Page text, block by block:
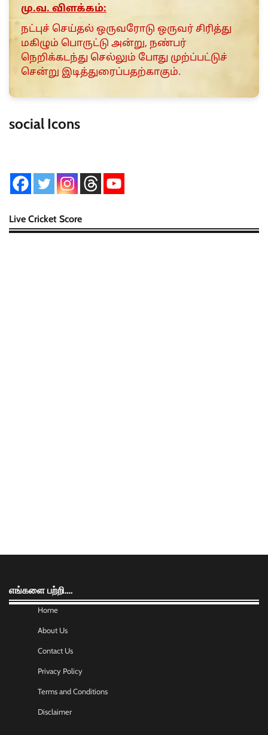
மு.வ. விளக்கம்:
நட்புச் செய்தல் ஒருவரோடு ஒருவர் சிரித்து
மகிழும் பொருட்டு அன்று, நண்பர்
நெறிக்கடந்து செல்லும் போது முற்ப்பட்டுச்
சென்று இடித்துரைப்பதற்காகும்.
social Icons
Live Cricket Score
எங்களை பற்றி….
Home
About Us
Contact Us
Privacy Policy
Terms and Conditions
Disclaimer